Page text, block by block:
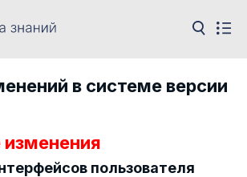
в системе версии
пользователя